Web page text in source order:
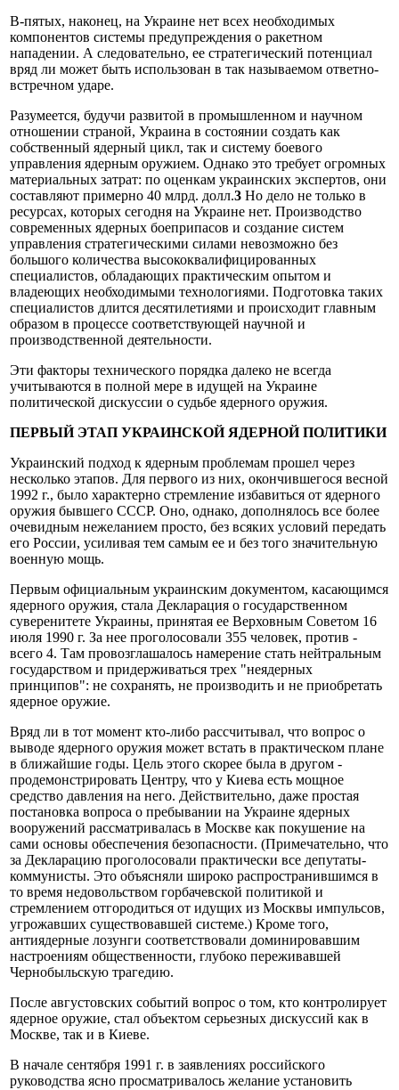
В-пятых, наконец, на Украине нет всех необходимых
компонентов системы предупреждения о ракетном
нападении. А следовательно, ее стратегический потенциал
вряд ли может быть использован в так называемом ответно-
встречном ударе.
Разумеется, будучи развитой в промышленном и научном
отношении страной, Украина в состоянии создать как
собственный ядерный цикл, так и систему боевого
управления ядерным оружием. Однако это требует огромных
материальных затрат: по оценкам украинских экспертов, они
составляют примерно 40 млрд. долл.3 Но дело не только в
ресурсах, которых сегодня на Украине нет. Производство
современных ядерных боеприпасов и создание систем
управления стратегическими силами невозможно без
большого количества высококвалифицированных
специалистов, обладающих практическим опытом и
владеющих необходимыми технологиями. Подготовка таких
специалистов длится десятилетиями и происходит главным
образом в процессе соответствующей научной и
производственной деятельности.
Эти факторы технического порядка далеко не всегда
учитываются в полной мере в идущей на Украине
политической дискуссии о судьбе ядерного оружия.
ПЕРВЫЙ ЭТАП УКРАИНСКОЙ ЯДЕРНОЙ ПОЛИТИКИ
Украинский подход к ядерным проблемам прошел через
несколько этапов. Для первого из них, окончившегося весной
1992 г., было характерно стремление избавиться от ядерного
оружия бывшего СССР. Оно, однако, дополнялось все более
очевидным нежеланием просто, без всяких условий передать
его России, усиливая тем самым ее и без того значительную
военную мощь.
Первым официальным украинским документом, касающимся
ядерного оружия, стала Декларация о государственном
суверенитете Украины, принятая ее Верховным Советом 16
июля 1990 г. За нее проголосовали 355 человек, против -
всего 4. Там провозглашалось намерение стать нейтральным
государством и придерживаться трех "неядерных
принципов": не сохранять, не производить и не приобретать
ядерное оружие.
Вряд ли в тот момент кто-либо рассчитывал, что вопрос о
выводе ядерного оружия может встать в практическом плане
в ближайшие годы. Цель этого скорее была в другом -
продемонстрировать Центру, что у Киева есть мощное
средство давления на него. Действительно, даже простая
постановка вопроса о пребывании на Украине ядерных
вооружений рассматривалась в Москве как покушение на
сами основы обеспечения безопасности. (Примечательно, что
за Декларацию проголосовали практически все депутаты-
коммунисты. Это объясняли широко распространившимся в
то время недовольством горбачевской политикой и
стремлением отгородиться от идущих из Москвы импульсов,
угрожавших существовавшей системе.) Кроме того,
антиядерные лозунги соответствовали доминировавшим
настроениям общественности, глубоко переживавшей
Чернобыльскую трагедию.
После августовских событий вопрос о том, кто контролирует
ядерное оружие, стал объектом серьезных дискуссий как в
Москве, так и в Киеве.
В начале сентября 1991 г. в заявлениях российского
руководства ясно просматривалось желание установить